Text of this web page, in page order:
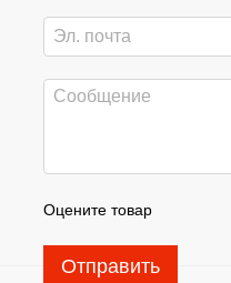
Оцените товар
Отправить